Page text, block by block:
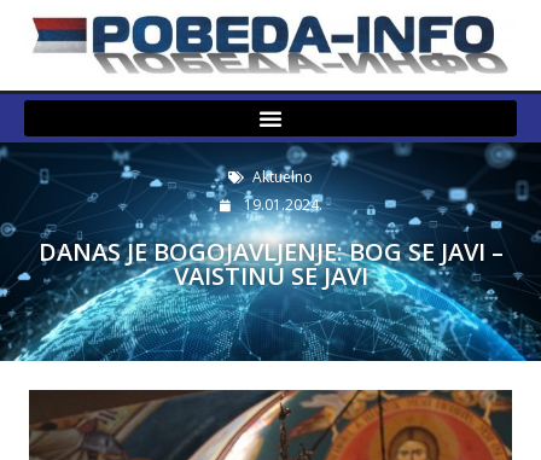
Aktuelno
19.01.2024.
DANAS JE BOGOJAVLJENJE: BOG SE JAVI –
VAISTINU SE JAVI